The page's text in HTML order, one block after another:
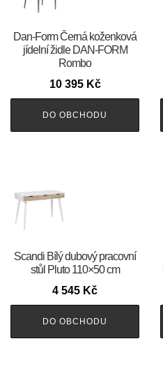
​​​​​Dan-Form Černá koženková
jídelní židle DAN-FORM
Rombo
10 395 Kč
DO OBCHODU
Scandi Bílý dubový pracovní
stůl Pluto 110×50 cm
4 545 Kč
DO OBCHODU